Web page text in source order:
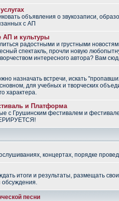
объявления о звукозаписи,
с АП
и культуры
радостными и грустными
спектакль, прочли новую
интересного автора? Вам
назначать встречи, искать
для учебных и творческих
характера.
и Платформа
с Грушинским фестивалем и
концертах, порядке
итоги и результаты, размещать
обсуждения.
песни